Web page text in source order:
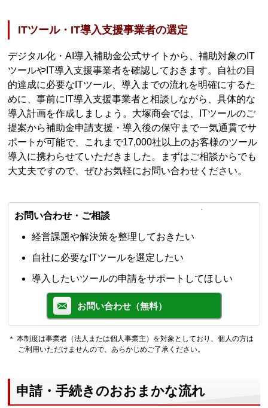
ITツール・IT導入支援事業者の選定
デジタル化・AI導入補助金公式サイトから、補助対象のIT
ツールやIT導入支援事業者を確認しておきます。自社の目
的達成に必要なITツール、導入までの流れを明確にするた
めに、事前にIT導入支援事業者と相談しながら、具体的な
導入計画を作成しましょう。大塚商会では、ITツールのご
提案から補助金申請支援・導入後の保守まで一気通貫でサ
ポートが可能で、これまで17,000社以上のお客様のツール
導入に携わらせていただきました。まずはご相談からでも
大丈夫ですので、ぜひお気軽にお問い合わせください。
お問い合わせ・ご相談
経営課題や解決策を整理しておきたい
自社に必要なITツールを選定したい
導入したいツールの申請をサポートしてほしい
お問い合わせ（無料）
＊ 本制度は事業者（法人または個人事業主）を対象としており、個人の方は
ご利用いただけませんので、あらかじめご了承ください。
申請・手続きのおおまかな流れ